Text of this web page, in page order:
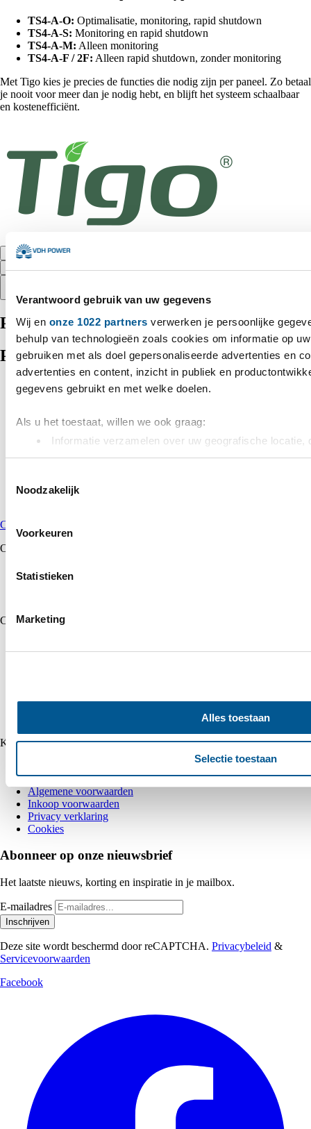
Verantwoord gebruik van uw gegevens
Wij en onze 1022 partners verwerken je persoonlijke
behulp van technologieën zoals cookies om informatie op
gebruiken met als doel gepersonaliseerde advertenties en
advertenties en content, inzicht in publiek en
gegevens gebruikt en met welke doelen.
Als u het toestaat, willen we ook graag:
Informatie verzamelen over uw geografische locatie,
nauwkeurig kan zijn
(fingerprinting)
het
detailgedeelte
We gebruiken cookies om content en advertenties te
analyse. Deze partners kunnen deze gegevens combineren
Noodzakelijk
Voorkeuren
Statistieken
Marketing
Alles toestaan
Selectie toestaan
TS4-A-O: Optimalisatie, monitoring, rapid shutdown
TS4-A-S: Monitoring en rapid shutdown
TS4-A-M: Alleen monitoring
TS4-A-F / 2F: Alleen rapid shutdown, zonder monitoring
Met Tigo kies je precies de functies die nodig zijn per paneel. Zo betaal
je nooit voor meer dan je nodig hebt, en blijft het systeem schaalbaar
en kostenefficiënt.
Filter
Sorteer op:Populair
Producten
Producten
Contact
Openingstijden
Ma - Do: 07:00 - 18:00
Categorieën
Klantenservice
Veelgestelde vragen
Algemene voorwaarden
Inkoop voorwaarden
Privacy verklaring
Cookies
Abonneer op onze nieuwsbrief
Het laatste nieuws, korting en inspiratie in je mailbox.
E-mailadres
Inschrijven
Deze site wordt beschermd door reCAPTCHA. Privacybeleid &
Servicevoorwaarden
Facebook